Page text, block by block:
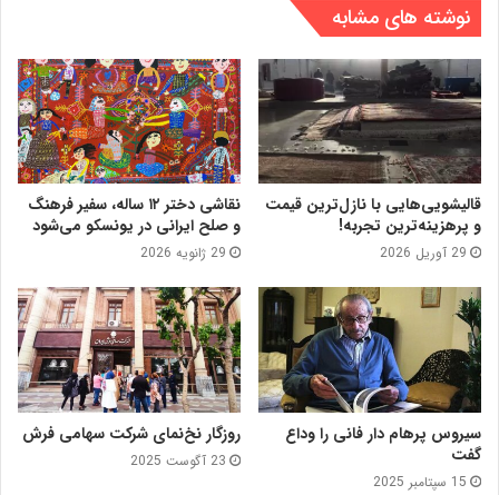
نوشته های مشابه
قالیشویی‌هایی با نازل‌ترین قیمت
و پرهزینه‌ترین تجربه!
29 آوریل 2026
نقاشی دختر ۱۲ ساله، سفیر فرهنگ
و صلح ایرانی در یونسکو می‌شود
29 ژانویه 2026
سیروس پرهام دار فانی را وداع
گفت
15 سپتامبر 2025
روزگار نخ‌نمای شرکت سهامی فرش
23 آگوست 2025